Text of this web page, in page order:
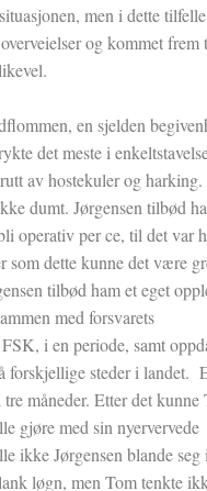
men i dette
og kommet frem
en sjelden
det meste i
av hostekuler og harking.
dumt. Jørgensen tilbød
operativ per ce, til det var
som dette kunne det være
tilbød ham et eget
med forsvarets
i en periode, samt
forskjellige steder i landet.
måneder. Etter det kunne
gjøre med sin nyervervede
ikke Jørgensen blande
løgn, men Tom tenkte